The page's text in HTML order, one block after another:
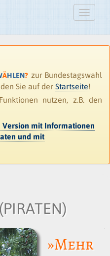
ÄHLEN? zur Bundestagswahl
Sie auf der Startseite!
nutzen, z.B. den
mit Informationen
und mit
(PIRATEN)
»Mehr